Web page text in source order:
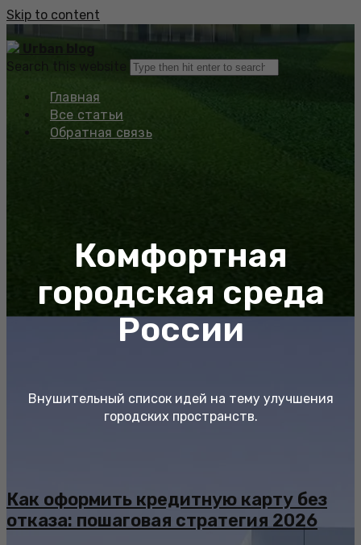
Skip to content
Urban blog
Search this website
Главная
Все статьи
Обратная связь
Комфортная
городская среда
России
Внушительный список идей на тему улучшения
городских пространств.
Как оформить кредитную карту без
отказа: пошаговая стратегия 2026